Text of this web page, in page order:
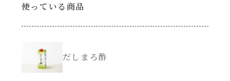
本気中華
創味のつゆ減塩
白だし
使っている商品
だしまろ酢